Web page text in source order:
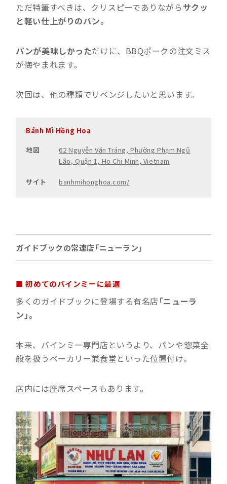
ただ特筆すべきは、クリスピーでありながらサクッ
と軽い仕上がりのパン。
パンが美味しかっただけに、BBQポークの注文ミス
が悔やまれます。
次回は、他の種類でリベンジしたいと思います。
Bánh Mì Hồng Hoa
地図
62 Nguyễn Văn Tráng, Phường Phạm Ngũ
Lão, Quận 1, Ho Chi Minh, Vietnam
サイト banhmihonghoa.com/
ガイドブックの常連店「ニューラン」
■ 初めてのバインミーに最適
多くのガイドブックに登場する有名店 「ニューラ
ン」。
本来、バインミー専門店というより、パンや惣菜全
般を扱うベーカリー兼食堂といった位置付け。
店内には座席スペースもあります。